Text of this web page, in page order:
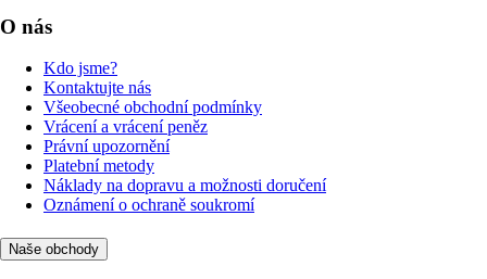
O nás
Kdo jsme?
Kontaktujte nás
Všeobecné obchodní podmínky
Vrácení a vrácení peněz
Právní upozornění
Platební metody
Náklady na dopravu a možnosti doručení
Oznámení o ochraně soukromí
Naše obchody